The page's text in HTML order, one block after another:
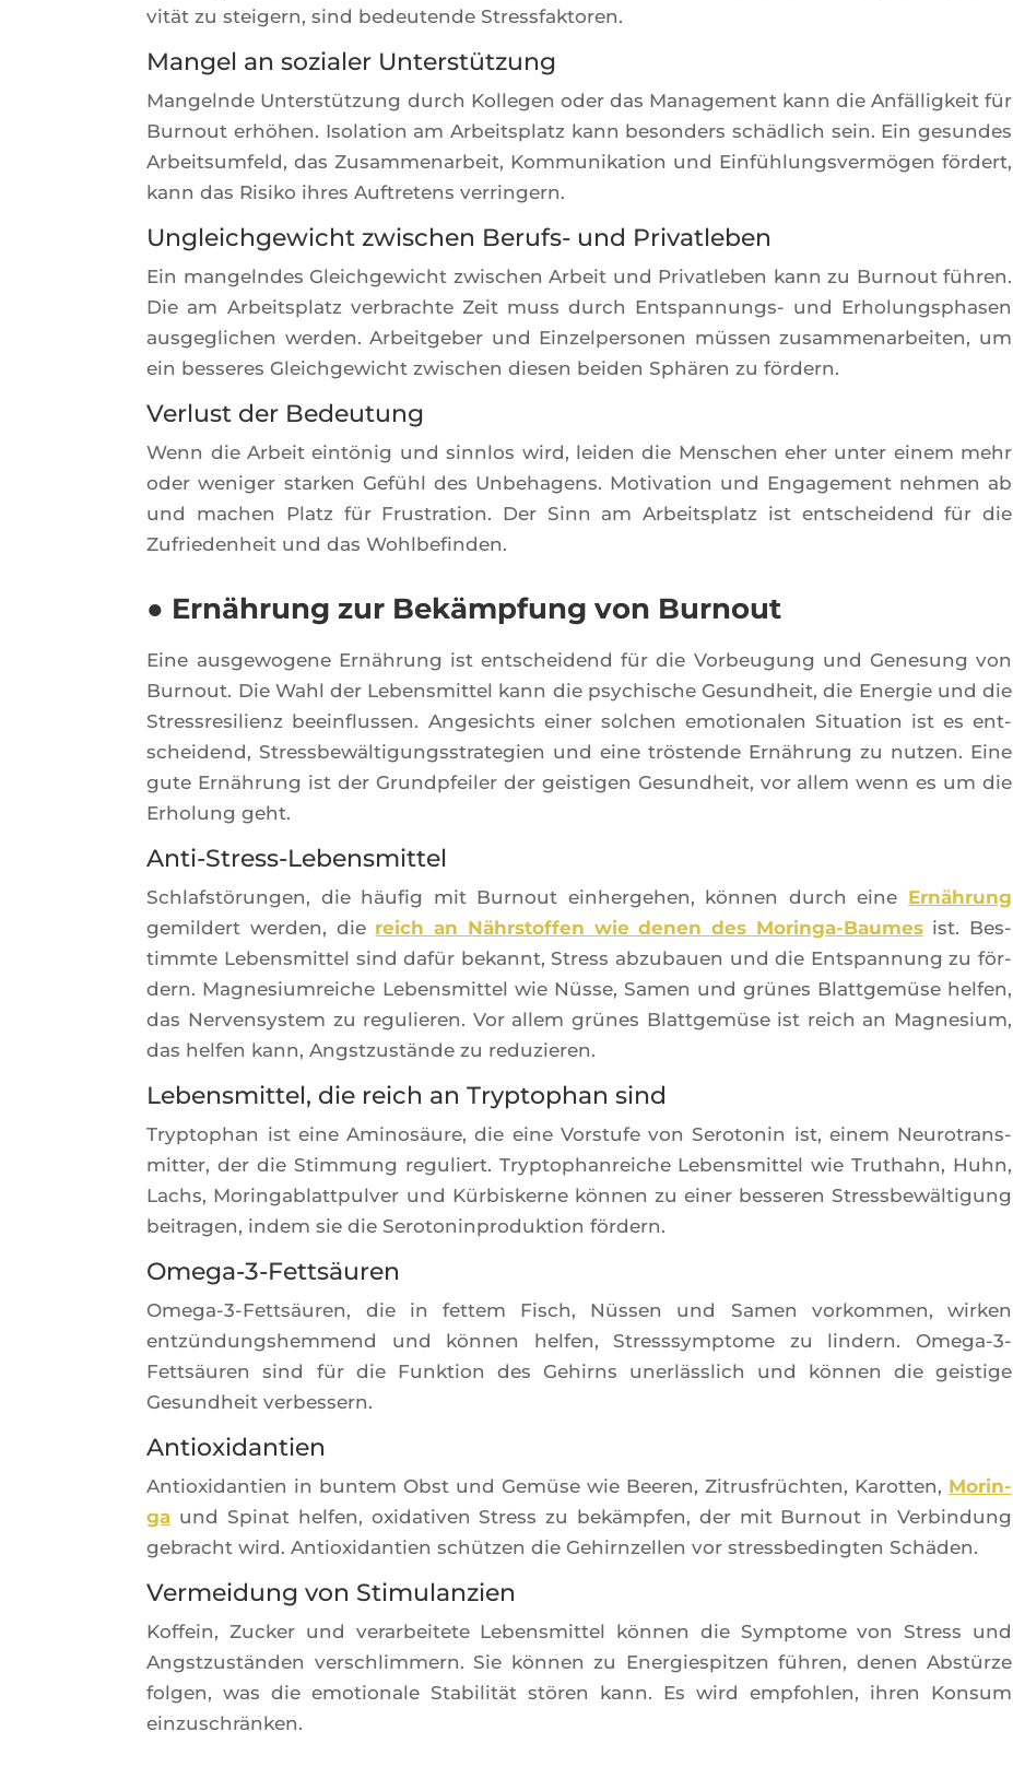
vität zu stei­gern, sind bedeu­tende Stressfaktoren.
Mangel an sozialer Unterstützung
Man­gelnde Unterstüt­zung durch Kol­le­gen oder das Mana­ge­ment kann die Anfäl­lig­keit für
Bur­nout erhö­hen. Iso­la­tion am Arbeits­platz kann beson­ders schäd­lich sein. Ein gesundes
Arbeit­sum­feld, das Zusam­me­nar­beit, Kom­mu­ni­ka­tion und Einfüh­lung­svermö­gen för­dert,
kann das Risi­ko ihres Auf­tre­tens verringern.
Ungleichgewicht zwischen Berufs- und Privatleben
Ein man­gelndes Gleich­ge­wicht zwi­schen Arbeit und Pri­vat­le­ben kann zu Bur­nout füh­ren.
Die am Arbeits­platz ver­brachte Zeit muss durch Ents­pan­nungs- und Erho­lung­spha­sen
aus­ge­gli­chen wer­den. Arbeit­ge­ber und Ein­zel­per­so­nen müs­sen zusam­me­nar­bei­ten, um
ein bes­seres Gleich­ge­wicht zwi­schen die­sen bei­den Sphä­ren zu fördern.
Verlust der Bedeutung
Wenn die Arbeit eintö­nig und sinn­los wird, lei­den die Men­schen eher unter einem mehr
oder weni­ger star­ken Gefühl des Unbe­ha­gens. Moti­va­tion und Enga­ge­ment neh­men ab
und machen Platz für Frus­tra­tion. Der Sinn am Arbeits­platz ist ent­schei­dend für die
Zufrie­den­heit und das Wohlbefinden.
● Ernährung zur Bekämpfung von Burnout
Eine aus­ge­wo­gene Ernäh­rung ist ent­schei­dend für die Vor­beu­gung und Gene­sung von
Bur­nout. Die Wahl der Lebens­mit­tel kann die psy­chische Gesund­heit, die Ener­gie und die
Stress­re­si­lienz beein­flus­sen. Ange­sichts einer sol­chen emo­tio­na­len Situa­tion ist es ent­
schei­dend, Stress­bewäl­ti­gung­ss­tra­te­gien und eine trös­tende Ernäh­rung zu nut­zen. Eine
gute Ernäh­rung ist der Grundp­fei­ler der geis­ti­gen Gesund­heit, vor allem wenn es um die
Erho­lung geht.
Anti-Stress-Lebensmittel
Schlaf­stö­run­gen, die häu­fig mit Bur­nout ein­her­ge­hen, kön­nen durch eine Ernäh­rung
gemil­dert wer­den, die reich an Nährs­tof­fen wie denen des Morin­ga-Baumesist. Bes­
timmte Lebens­mit­tel sind dafür bekannt, Stress abzu­bauen und die Ents­pan­nung zu för­
dern. Magne­sium­reiche Lebens­mit­tel wie Nüsse, Samen und grünes Blatt­gemüse hel­fen,
das Ner­ven­sys­tem zu regu­lie­ren. Vor allem grünes Blatt­gemüse ist reich an Magne­sium,
das hel­fen kann, Ang­st­zustände zu reduzieren.
Lebensmittel, die reich an Tryptophan sind
Tryp­to­phan ist eine Ami­nosäure, die eine Vors­tufe von Sero­to­nin ist, einem Neu­ro­trans­
mit­ter, der die Stim­mung regu­liert. Tryp­to­phan­reiche Lebens­mit­tel wie Tru­thahn, Huhn,
Lachs, Morin­ga­blatt­pul­ver und Kür­bis­kerne kön­nen zu einer bes­se­ren Stress­bewäl­ti­gung
bei­tra­gen, indem sie die Sero­to­nin­pro­duk­tion fördern.
Omega-3-Fettsäuren
Ome­ga-3-Fettsäu­ren, die in fet­tem Fisch, Nüs­sen und Samen vor­kom­men, wir­ken
entzün­dung­shem­mend und kön­nen hel­fen, Stress­symp­tome zu lin­dern. Ome­ga-3-
Fettsäu­ren sind für die Funk­tion des Gehirns unerläss­lich und kön­nen die geis­tige
Gesund­heit verbessern.
Antioxidantien
Antioxi­dan­tien in bun­tem Obst und Gemüse wie Bee­ren, Zitrus­früch­ten, Karot­ten, Morin­
ga und Spi­nat hel­fen, oxi­da­ti­ven Stress zu bekämp­fen, der mit Bur­nout in Ver­bin­dung
gebracht wird. Antioxi­dan­tien schüt­zen die Gehirn­zel­len vor stress­be­ding­ten Schäden.
Vermeidung von Stimulanzien
Kof­fein, Zucker und verar­bei­tete Lebens­mit­tel kön­nen die Symp­tome von Stress und
Ang­st­zustän­den ver­schlim­mern. Sie kön­nen zu Ener­gies­pit­zen füh­ren, denen Abstürze
fol­gen, was die emo­tio­nale Sta­bi­lität stö­ren kann. Es wird emp­foh­len, ihren Kon­sum
einzuschränken.